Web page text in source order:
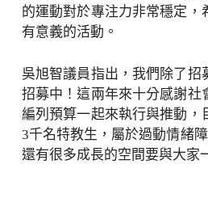
的運動對於專注力非常穩定，
有意義的活動。
吳旭智議員指出，我們除了招
招募中！這兩年來十分感謝社
編列預算一起來執行與推動，
3千名特教生，屬於過動情緒
還有很多成長的空間要與大家